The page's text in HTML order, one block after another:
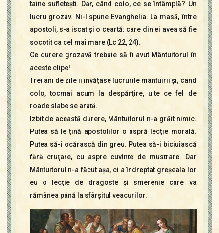
taine sufleteşti. Dar, când colo, ce se întâmplă? Un
lucru grozav. Ni-l spune Evanghelia. La masă, între
apostoli, s-a iscat şi o ceartă: care din ei avea să fie
socotit ca cel mai mare (Lc 22, 24).
Ce durere grozavă trebuie să fi avut Mântuitorul în
aceste clipe!
Trei ani de zile îi învăţase lucrurile mântuirii şi, când
colo, tocmai acum la despărţire, uite ce fel de
roade slabe se arată.
Izbit de această durere, Mântuitorul n-a grăit nimic.
Putea să le ţină apostolilor o aspră lecţie morală.
Putea să-i ocărască din greu. Putea să-i biciuiască
fără cruţare, cu aspre cuvinte de mustrare. Dar
Mântuitorul n-a făcut aşa, ci a îndreptat greşeala lor
eu o lecţie de dragoste şi smerenie care va
rămânea până la sfârşitul veacurilor.